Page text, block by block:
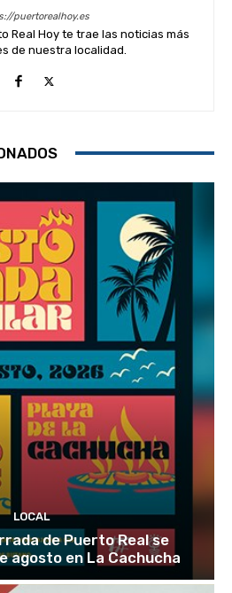
puertorealhoy.es
Real Hoy te trae las noticias más
de nuestra localidad.
LOCAL
de Puerto Real se
agosto en La Cachucha